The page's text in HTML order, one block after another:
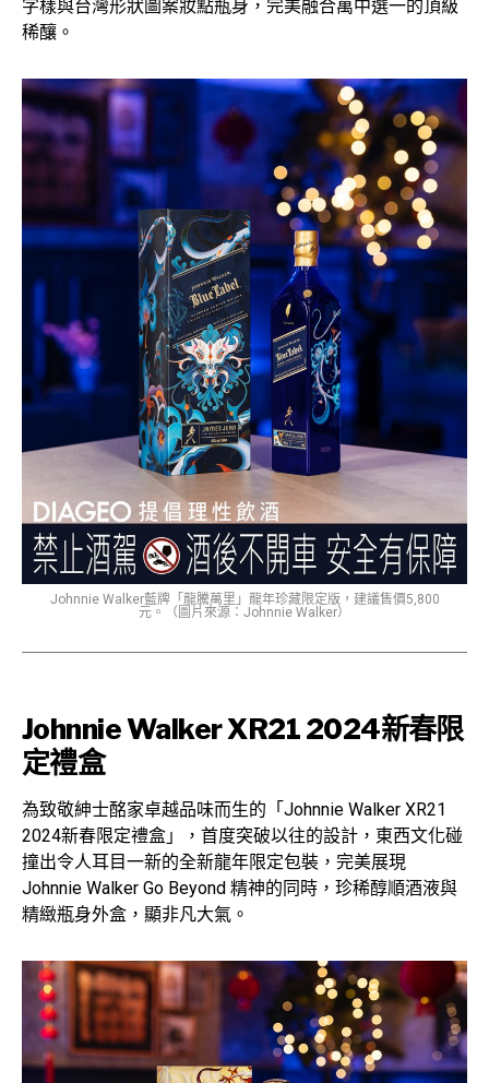
字樣與台灣形狀圖案妝點瓶身，完美融合萬中選一的頂級
稀釀。
Johnnie Walker藍牌「龍騰萬里」龍年珍藏限定版，建議售價5,800
元。（圖片來源：Johnnie Walker）
Johnnie Walker XR21 2024新春限
定禮盒
為致敬紳士酩家卓越品味而生的「Johnnie Walker XR21
2024新春限定禮盒」，首度突破以往的設計，東西文化碰
撞出令人耳目一新的全新龍年限定包裝，完美展現
Johnnie Walker Go Beyond 精神的同時，珍稀醇順酒液與
精緻瓶身外盒，顯非凡大氣。